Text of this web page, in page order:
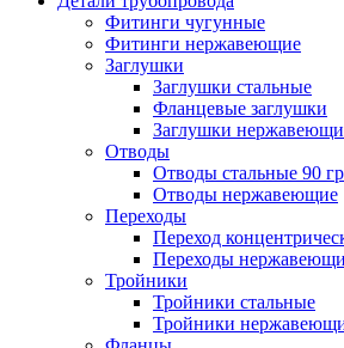
Фитинги чугунные
Фитинги нержавеющие
Заглушки
Заглушки стальные
Фланцевые заглушки
Заглушки
Отводы
Отводы стальные 90
Отводы нержавеющие
Переходы
Переход
Переходы
Тройники
Тройники стальные
Тройники